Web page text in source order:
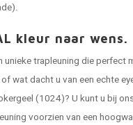
kleur naar wens.
unieke trapleuning die perfect
wat dacht u van een echte
(1024)? U kunt u bij
voorzien van een